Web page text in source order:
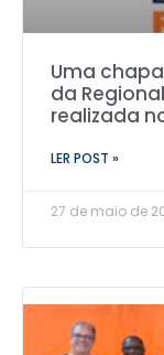
Uma
da
realizada
LER POST »
27 de maio de